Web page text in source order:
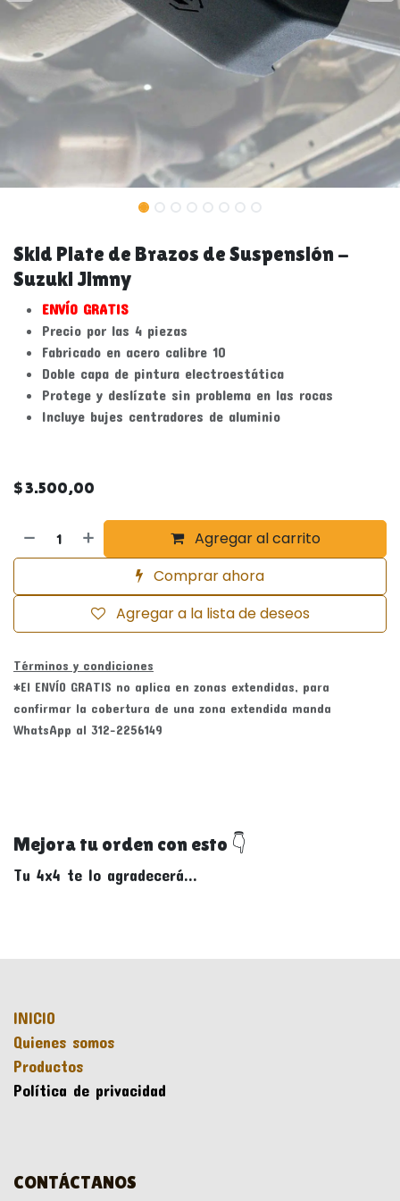
Skid Plate de Brazos de Suspensión -
Suzuki Jimny
ENVÍO GRATIS
Precio por las 4 piezas
Fabricado en acero calibre 10
Doble capa de pintura electroestática
Protege y deslízate sin problema en las rocas
Incluye bujes centradores de aluminio
$3.500,00
Agregar al carrito
Comprar ahora
Agregar a la lista de deseos
Términos y condiciones
*El ENVÍO GRATIS no aplica en zonas extendidas, para
confirmar la cobertura de una zona extendida manda
WhatsApp al 312-2256149
Mejora tu orden con esto 👇
Tu 4x4 te lo agradecerá...
INICIO
Quienes somos
Productos
Política de privacidad
CONTÁCTANOS